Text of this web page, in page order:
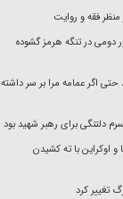
فقه و روایت
در تنگه هرمز گشوده
اگر عمامه مرا بر سر داشته
دلتنگی برای رهبر شهید بود
اوکراین با ته کشیدن
تغییر کرد